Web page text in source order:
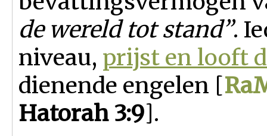
de wereld tot stand”.
niveau, prijst en looft
dienende engelen [
Hatorah 3:9].